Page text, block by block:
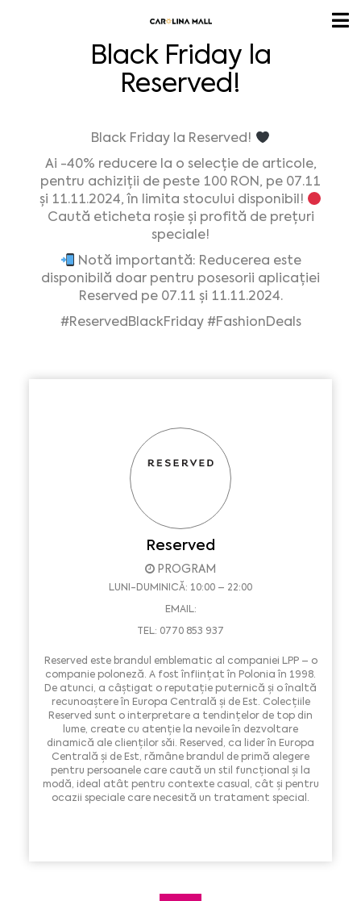
Black Friday la
Reserved!
Black Friday la Reserved!
Ai -40% reducere la o selecție de articole,
pentru achiziții de peste 100 RON, pe 07.11
și 11.11.2024, în limita stocului disponibil!
Caută eticheta roșie și profită de prețuri
speciale!
Notă importantă: Reducerea este
disponibilă doar pentru posesorii aplicației
Reserved pe 07.11 și 11.11.2024.
#ReservedBlackFriday #FashionDeals
Reserved
PROGRAM
LUNI-DUMINICĂ: 10:00 – 22:00
EMAIL:
TEL: 0770 853 937
Reserved este brandul emblematic al companiei LPP – o
companie poloneză. A fost înființat în Polonia în 1998.
De atunci, a câștigat o reputație puternică și o înaltă
recunoaștere în Europa Centrală și de Est. Colecțiile
Reserved sunt o interpretare a tendințelor de top din
lume, create cu atenție la nevoile în dezvoltare
dinamică ale clienților săi. Reserved, ca lider în Europa
Centrală și de Est, rămâne brandul de primă alegere
pentru persoanele care caută un stil funcțional și la
modă, ideal atât pentru contexte casual, cât și pentru
ocazii speciale care necesită un tratament special.